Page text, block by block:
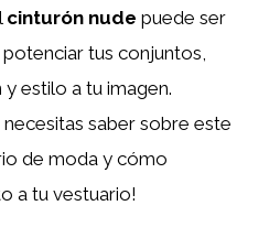
cinturón nude puede ser
tus conjuntos,
estilo a tu imagen.
saber sobre este
de moda y cómo
a tu vestuario!